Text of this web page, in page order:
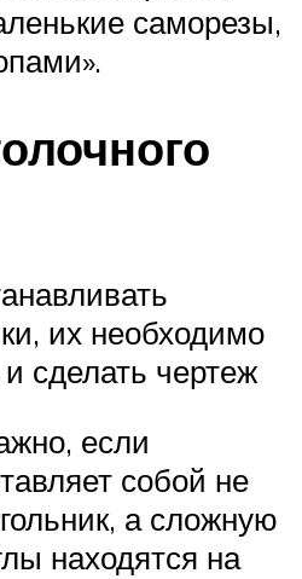
саморезы,
их необходимо
сделать чертеж
если
собой не
а сложную
находятся на